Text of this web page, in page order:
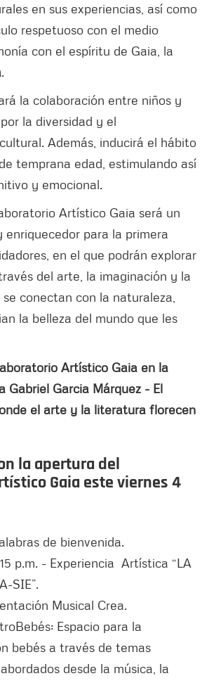
en sus experiencias, así como
respetuoso con el medio
con el espíritu de Gaia, la
.
la colaboración entre niños y
la diversidad y el
Además, inducirá el hábito
temprana edad, estimulando así
y emocional.
Artístico Gaia será un
enriquecedor para la primera
en el que podrán explorar
del arte, la imaginación y la
conectan con la naturaleza,
la belleza del mundo que les
Artístico Gaia en la
Gabriel Garcia Márquez - El
el arte y la literatura florecen
la apertura del
Gaia este viernes 4
de bienvenida.
p.m. - Experiencia Artística “LA
SIE”.
Musical Crea.
Espacio para la
bebés a través de temas
desde la música, la